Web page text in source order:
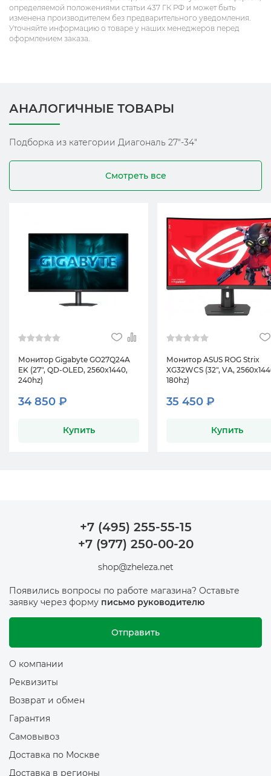
определяемой положениями статьи 437 ГК РФ и может быть
изменена производителем без предварительного уведомления.
Уточняйте информацию о товаре у наших менеджеров перед
оформлением заказа.
АНАЛОГИЧНЫЕ ТОВАРЫ
Подборка из категории Диагональ 27"-34"
Смотреть все
Монитор Gigabyte GO27Q24A
EK (27", QD-OLED, 2560x1440,
240hz)
34 850 ₽
Купить
Монитор ASUS ROG Strix
XG32WCS (32", VA,
180hz)
35 450 ₽
Купить
+7 (495) 255-55-15
+7 (977) 250-00-20
shop@zheleza.net
Появились вопросы по работе магазина? Оставьте
заявку через форму письмо руководителю
Отправить
О компании
Реквизиты
Возврат и обмен
Гарантия
Самовывоз
Доставка по Москве
Доставка в регионы